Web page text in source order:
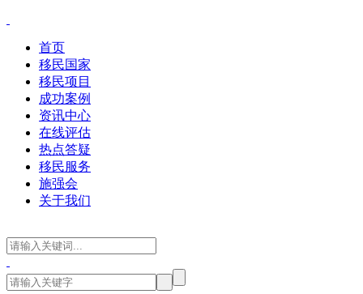
首页
移民国家
移民项目
成功案例
资讯中心
在线评估
热点答疑
移民服务
施强会
关于我们